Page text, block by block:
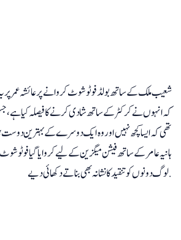
شعیب ملک کے ساتھ بولڈ فوٹوشوٹ کروانے پر عائشہ عمر پر
کہ انہوں نے کرکٹر کے ساتھ شادی کرنے کا فیصلہ کیا
تھی کہ ایسا کچھ نہیں اور وہ ایک دوسرے کے بہترین دوست
ہانیہ عامر کے ساتھ فیشن میگزین کے لیے کروایا گیا
لوگ دونوں کو تنقید کا نشانہ بھی بناتے دکھائی دیے.